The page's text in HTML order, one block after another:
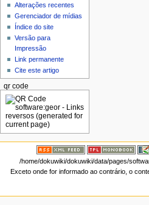
Alterações recentes
Gerenciador de mídias
Índice do site
Versão para
Impressão
Link permanente
Cite este artigo
qr code
/home/dokuwiki/dokuwiki/data/pages/
Exceto onde for informado ao contrário, o